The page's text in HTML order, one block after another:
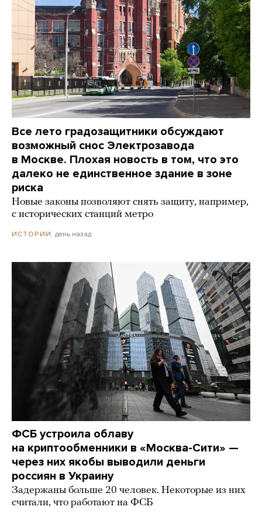
Все лето градозащитники обсуждают
возможный снос Электрозавода
в Москве. Плохая новость в том, что это
далеко не единственное здание в зоне
риска
Новые законы позволяют снять защиту, например,
с исторических станций метро
ИСТОРИИ день назад
ФСБ устроила облаву
на криптообменники в «Москва-Сити» —
через них якобы выводили деньги
россиян в Украину
Задержаны больше 20 человек. Некоторые из них
считали, что работают на ФСБ